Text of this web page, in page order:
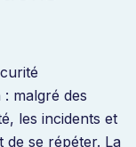
malgré des
les incidents et
de se répéter. La